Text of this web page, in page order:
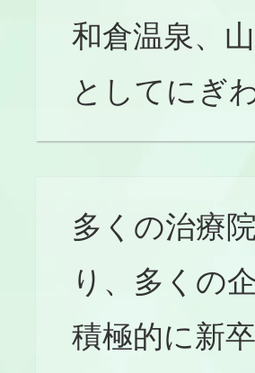
和倉温泉、
としてにぎ
多くの治療
り、多くの
積極的に新